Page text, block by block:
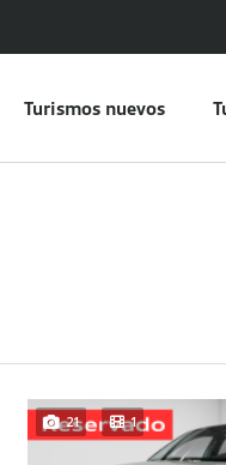
Turismos nuevos
21 1